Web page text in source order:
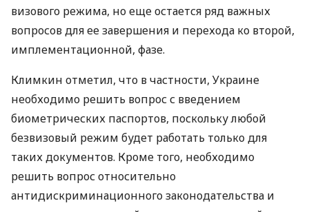
визового режима, но еще остается ряд важных
вопросов для ее завершения и перехода ко второй,
имплементационной, фазе.
Климкин отметил, что в частности, Украине
необходимо решить вопрос с введением
биометрических паспортов, поскольку любой
безвизовый режим будет работать только для
таких документов. Кроме того, необходимо
решить вопрос относительно
антидискриминационного законодательства и